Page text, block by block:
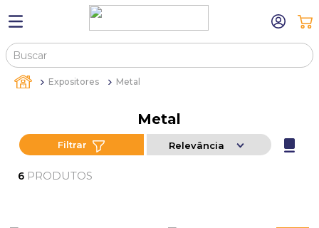
Buscar
Expositores Metal
Metal
Filtrar Relevância
6 PRODUTOS
TERMOS MAIS BUSCADOS
canetas
bandejas